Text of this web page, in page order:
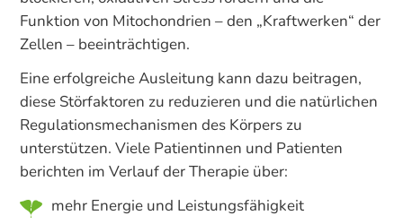
Funktion von Mitochondrien – den „Kraftwerken“ der
Zellen – beeinträchtigen.
Eine erfolgreiche Ausleitung kann dazu beitragen,
diese Störfaktoren zu reduzieren und die natürlichen
Regulationsmechanismen des Körpers zu
unterstützen. Viele Patientinnen und Patienten
berichten im Verlauf der Therapie über:
mehr Energie und Leistungsfähigkeit